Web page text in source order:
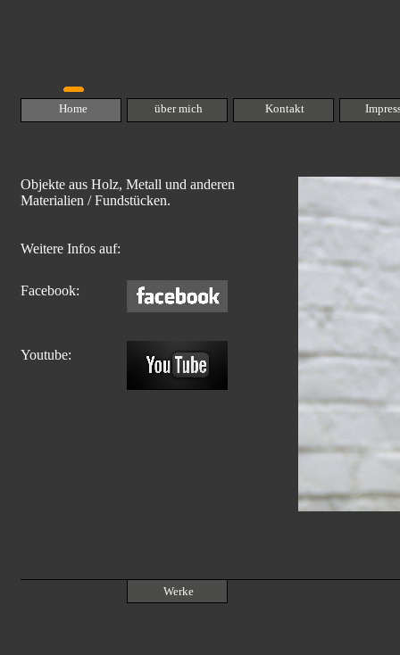
Objekte aus Holz, Metall und anderen
Materialien / Fundstücken.
Weitere Infos auf:
Home Kontakt
über mich
Werke
Facebook:
Youtube: